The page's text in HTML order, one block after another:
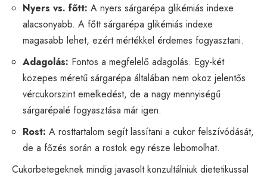
Nyers vs. főtt: A nyers sárgarépa glikémiás indexe
alacsonyabb. A főtt sárgarépa glikémiás indexe
magasabb lehet, ezért mértékkel érdemes fogyasztani.
Adagolás: Fontos a megfelelő adagolás. Egy-két
közepes méretű sárgarépa általában nem okoz jelentős
vércukorszint emelkedést, de a nagy mennyiségű
sárgarépalé fogyasztása már igen.
Rost: A rosttartalom segít lassítani a cukor felszívódását,
de a főzés során a rostok egy része lebomolhat.
Cukorbetegeknek mindig javasolt konzultálniuk dietetikussal